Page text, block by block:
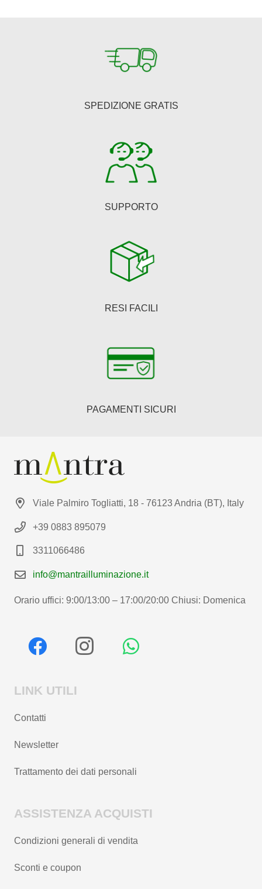
SPEDIZIONE GRATIS
SUPPORTO
RESI FACILI
PAGAMENTI SICURI
Viale Palmiro Togliatti, 18 - 76123 Andria (BT), Italy
+39 0883 895079
3311066486
info@mantrailluminazione.it
Orario uffici: 9:00/13:00 – 17:00/20:00 Chiusi: Domenica
LINK UTILI
Contatti
Newsletter
Trattamento dei dati personali
ASSISTENZA ACQUISTI
Condizioni generali di vendita
Sconti e coupon